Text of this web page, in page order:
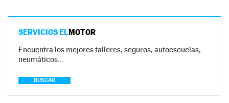
SERVICIOS ELMOTOR
Encuentra los mejores talleres, seguros, autoescuelas,
neumáticos…
BUSCAR